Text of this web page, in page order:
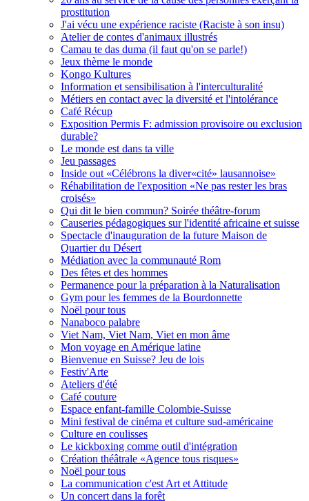
prostitution
J'ai vécu une expérience raciste (Raciste à son insu)
Atelier de contes d'animaux illustrés
Camau te das duma (il faut qu'on se parle!)
Jeux thème le monde
Kongo Kultures
Information et sensibilisation à l'interculturalité
Métiers en contact avec la diversité et l'intolérance
Café Récup
Exposition Permis F: admission provisoire ou exclusion
durable?
Le monde est dans ta ville
Jeu passages
Inside out «Célébrons la diver«cité» lausannoise»
Réhabilitation de l'exposition «Ne pas rester les bras
croisés»
Qui dit le bien commun? Soirée théâtre-forum
Causeries pédagogiques sur l'identité africaine et suisse
Spectacle d'inauguration de la future Maison de
Quartier du Désert
Médiation avec la communauté Rom
Des fêtes et des hommes
Permanence pour la préparation à la Naturalisation
Gym pour les femmes de la Bourdonnette
Noël pour tous
Nanaboco palabre
Viet Nam, Viet Nam, Viet en mon âme
Mon voyage en Amérique latine
Bienvenue en Suisse? Jeu de lois
Festiv'Arte
Ateliers d'été
Café couture
Espace enfant-famille Colombie-Suisse
Mini festival de cinéma et culture sud-américaine
Culture en coulisses
Le kickboxing comme outil d'intégration
Création théâtrale «Agence tous risques»
Noël pour tous
La communication c'est Art et Attitude
Un concert dans la forêt